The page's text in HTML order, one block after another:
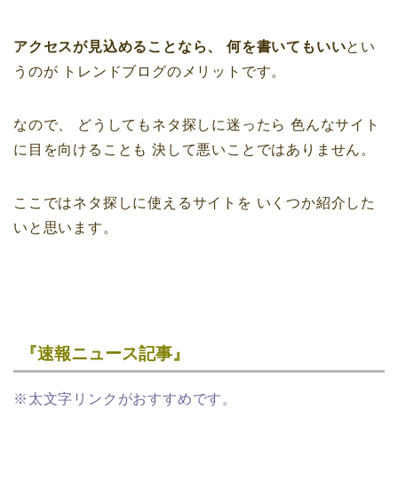
アクセスが見込めることなら、 何を書いてもいいとい
うのが トレンドブログのメリットです。
なので、 どうしてもネタ探しに迷ったら 色んなサイト
に目を向けることも 決して悪いことではありません。
ここではネタ探しに使えるサイトを いくつか紹介した
いと思います。
『速報ニュース記事』
※太文字リンクがおすすめです。